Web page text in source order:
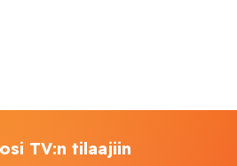
TV:n tilaajiin